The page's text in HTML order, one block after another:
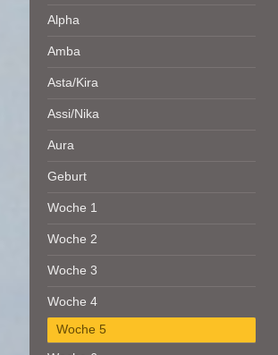
Alpha
Amba
Asta/Kira
Assi/Nika
Aura
Geburt
Woche 1
Woche 2
Woche 3
Woche 4
Woche 5